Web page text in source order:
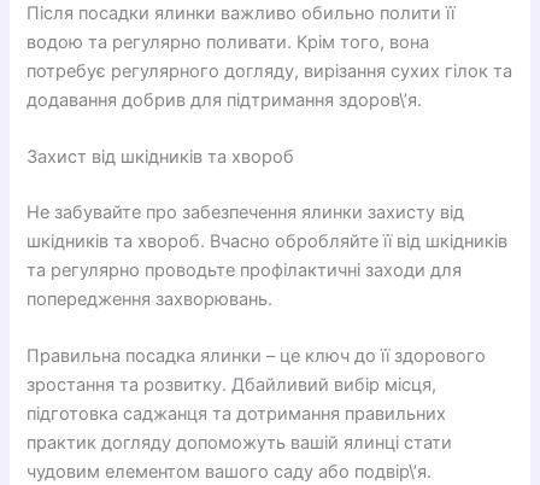
Після посадки ялинки важливо обильно полити її
водою та регулярно поливати. Крім того, вона
потребує регулярного догляду, вирізання сухих гілок та
додавання добрив для підтримання здоров\’я.
Захист від шкідників та хвороб
Не забувайте про забезпечення ялинки захисту від
шкідників та хвороб. Вчасно обробляйте її від шкідників
та регулярно проводьте профілактичні заходи для
попередження захворювань.
Правильна посадка ялинки – це ключ до її здорового
зростання та розвитку. Дбайливий вибір місця,
підготовка саджанця та дотримання правильних
практик догляду допоможуть вашій ялинці стати
чудовим елементом вашого саду або подвір\’я.